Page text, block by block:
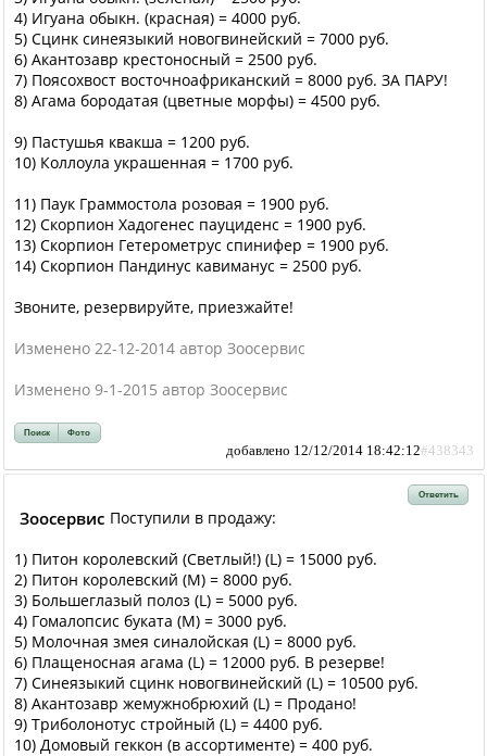
4) Игуана обыкн. (красная) = 4000 руб.
5) Сцинк синеязыкий новогвинейский = 7000 руб.
6) Акантозавр крестоносный = 2500 руб.
7) Поясохвост восточноафриканский = 8000 руб. ЗА ПАРУ!
8) Агама бородатая (цветные морфы) = 4500 руб.
9) Пастушья квакша = 1200 руб.
10) Коллоула украшенная = 1700 руб.
11) Паук Граммостола розовая = 1900 руб.
12) Скорпион Хадогенес пауциденс = 1900 руб.
13) Скорпион Гетерометрус спинифер = 1900 руб.
14) Скорпион Пандинус кавиманус = 2500 руб.
Звоните, резервируйте, приезжайте!
Изменено 22-12-2014 автор Зоосервис
Изменено 9-1-2015 автор Зоосервис
Поиск Фото
добавлено 12/12/2014 18:42:12#438343
Ответить
Зоосервис Поступили в продажу:
1) Питон королевский (Светлый!) (L) = 15000 руб.
2) Питон королевский (М) = 8000 руб.
3) Большеглазый полоз (L) = 5000 руб.
4) Гомалопсис буката (М) = 3000 руб.
5) Молочная змея синалойская (L) = 8000 руб.
6) Плащеносная агама (L) = 12000 руб. В резерве!
7) Синеязыкий сцинк новогвинейский (L) = 10500 руб.
8) Акантозавр жемужнобрюхий (L) = Продано!
9) Триболонотус стройный (L) = 4400 руб.
10) Домовый геккон (в ассортименте) = 400 руб.